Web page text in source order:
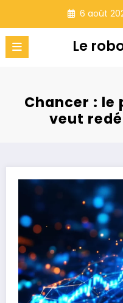
contenu
6 août
Le
Chancer :
veut